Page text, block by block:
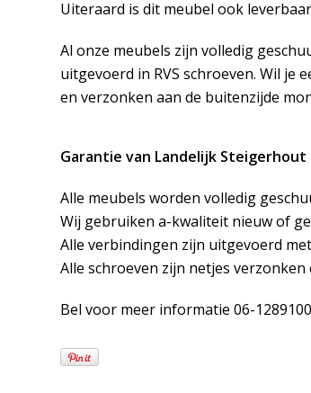
Uiteraard is dit meubel ook
Al onze meubels zijn volledig
uitgevoerd in RVS schroeven. Wil je
en verzonken aan de buitenzijde
Garantie van Landelijk Steigerhout
Alle meubels worden volledig
Wij gebruiken a-kwaliteit nieuw of
Alle verbindingen zijn uitgevoerd
Alle schroeven zijn netjes
Bel voor meer informatie 06-